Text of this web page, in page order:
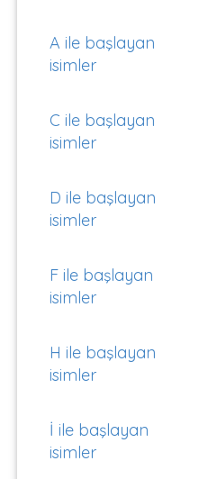
A ile başlayan
isimler
C ile başlayan
isimler
D ile başlayan
isimler
F ile başlayan
isimler
H ile başlayan
isimler
İ ile başlayan
isimler